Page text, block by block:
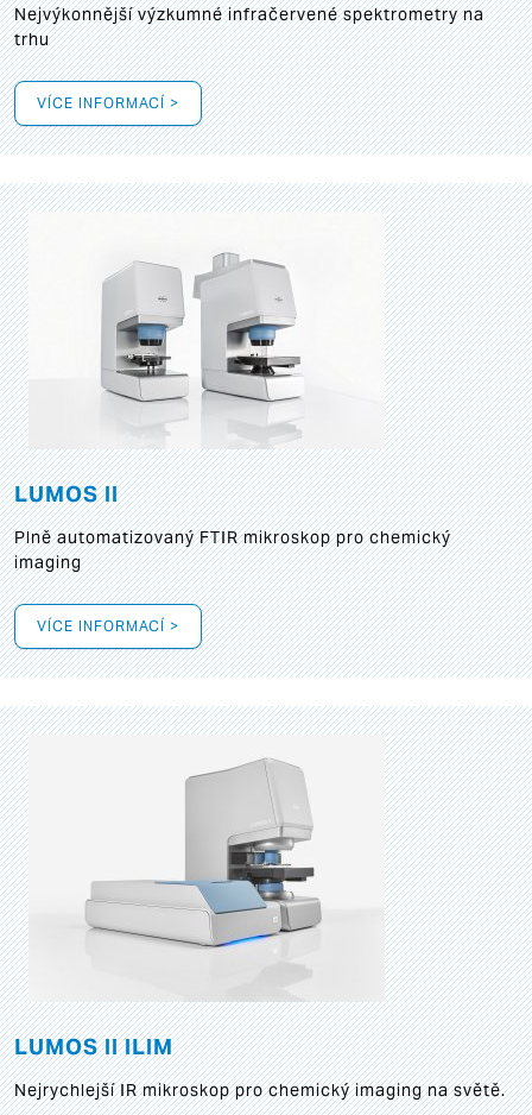
Nejvýkonnější výzkumné infračervené spektrometry na
trhu
VÍCE INFORMACÍ >
LUMOS II
Plně automatizovaný FTIR mikroskop pro chemický
imaging
VÍCE INFORMACÍ >
LUMOS II ILIM
Nejrychlejší IR mikroskop pro chemický imaging na světě.